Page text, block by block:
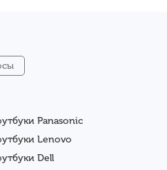
Panasonic
Lenovo
Dell